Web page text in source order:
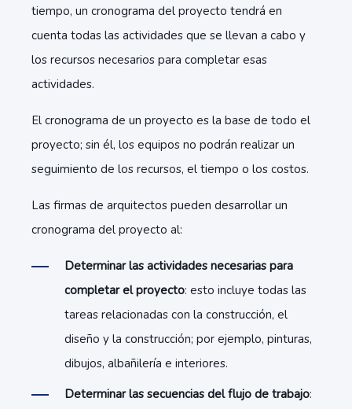
tiempo, un cronograma del proyecto tendrá en
cuenta todas las actividades que se llevan a cabo y
los recursos necesarios para completar esas
actividades.
El cronograma de un proyecto es la base de todo el
proyecto; sin él, los equipos no podrán realizar un
seguimiento de los recursos, el tiempo o los costos.
Las firmas de arquitectos pueden desarrollar un
cronograma del proyecto al:
Determinar las actividades necesarias para
completar el proyecto: esto incluye todas las
tareas relacionadas con la construcción, el
diseño y la construcción; por ejemplo, pinturas,
dibujos, albañilería e interiores.
Determinar las secuencias del flujo de trabajo: